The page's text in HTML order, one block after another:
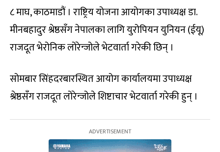
८ माघ, काठमाडौं । राष्ट्रिय योजना आयोगका उपाध्यक्ष डा.
मीनबहादुर श्रेष्ठसँग नेपालका लागि युरोपियन युनियन (ईयू)
राजदूत भेरोनिक लोरेन्जोले भेटवार्ता गरेकी छिन् ।
सोमबार सिंहदरबारस्थित आयोग कार्यालयमा उपाध्यक्ष
श्रेष्ठसँग राजदूत लोरेन्जोले शिष्टाचार भेटवार्ता गरेकी हुन् ।